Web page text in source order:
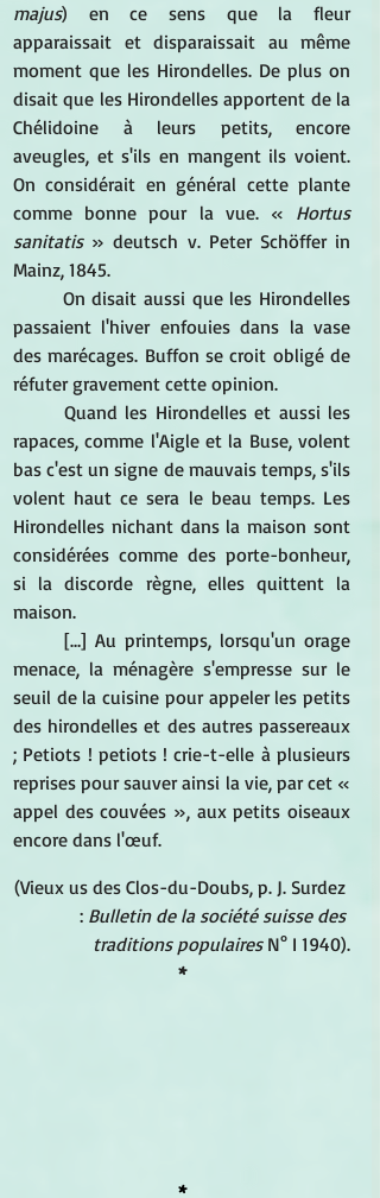
majus) en ce sens que la fleur
apparaissait et disparaissait au même
moment que les Hirondelles. De plus on
disait que les Hirondelles apportent de la
Chélidoine à leurs petits, encore
aveugles, et s'ils en mangent ils voient.
On considérait en général cette plante
comme bonne pour la vue. « Hortus
sanitatis » deutsch v. Peter Schöffer in
Mainz, 1845.
On disait aussi que les Hirondelles
passaient l'hiver enfouies dans la vase
des marécages. Buffon se croit obligé de
réfuter gravement cette opinion.
Quand les Hirondelles et aussi les
rapaces, comme l'Aigle et la Buse, volent
bas c'est un signe de mauvais temps, s'ils
volent haut ce sera le beau temps. Les
Hirondelles nichant dans la maison sont
considérées comme des porte-bonheur,
si la discorde règne, elles quittent la
maison.
[…] Au printemps, lorsqu'un orage
menace, la ménagère s'empresse sur le
seuil de la cuisine pour appeler les petits
des hirondelles et des autres passereaux
; Petiots ! petiots ! crie-t-elle à plusieurs
reprises pour sauver ainsi la vie, par cet «
appel des couvées », aux petits oiseaux
encore dans l'œuf.
(Vieux us des Clos-du-Doubs, p. J. Surdez
: Bulletin de la société suisse des
traditions populaires N° I 1940).
*
*